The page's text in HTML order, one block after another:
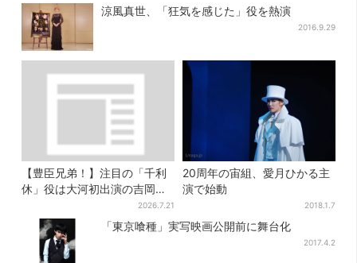
涼風真世、「狂気を感じた」役を熱演
2016.9.29
【豊臣兄弟！】注目の「千利
休」役は大河初出演の吉岡秀
2026.7.21
20周年の宙組、愛月ひかる主
演で始動
2018.1.7
「東京喰種」実写映画公開前に舞台化
2017.4.2